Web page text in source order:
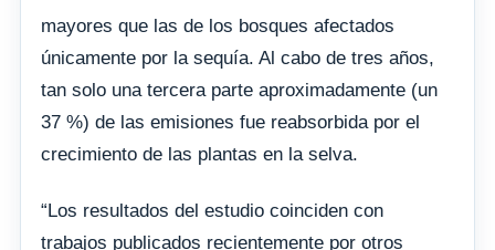
mayores que las de los bosques afectados
únicamente por la sequía. Al cabo de tres años,
tan solo una tercera parte aproximadamente (un
37 %) de las emisiones fue reabsorbida por el
crecimiento de las plantas en la selva.
“Los resultados del estudio coinciden con
trabajos publicados recientemente por otros